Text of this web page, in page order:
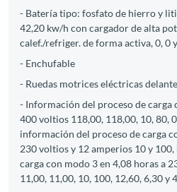
- Batería tipo: fosfato de hierro y
42,20 kw/h con cargador de alta
calef./refriger. de forma activa, 0, 0
- Enchufable
- Ruedas motrices eléctricas
- Información del proceso de carga
400 voltios 118,00, 118,00, 10, 80,
información del proceso de carga
230 voltios y 12 amperios 10 y
carga con modo 3 en 4,08 horas a
11,00, 11,00, 10, 100, 12,60, 6,30 y